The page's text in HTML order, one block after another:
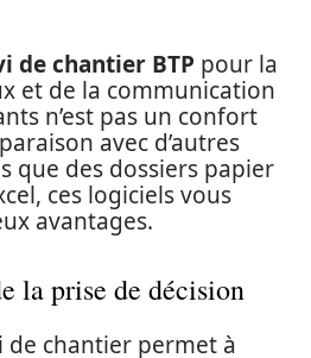
de chantier BTP pour la
et de la communication
n’est pas un confort
avec d’autres
que des dossiers papier
ces logiciels vous
avantages.
la prise de décision
de chantier permet à